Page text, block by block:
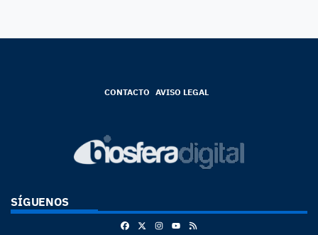
CONTACTO AVISO LEGAL
SÍGUENOS
FacebookInstagram